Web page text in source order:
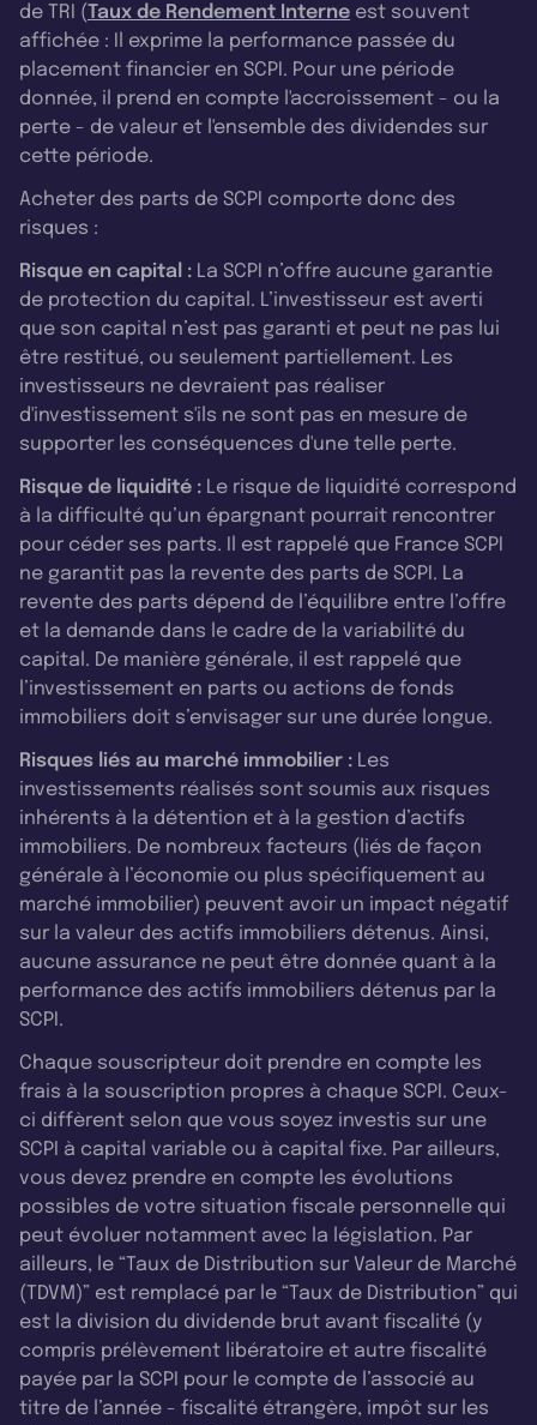
de TRI (Taux de Rendement Interne est souvent
affichée : Il exprime la performance passée du
placement financier en SCPI. Pour une période
donnée, il prend en compte l'accroissement - ou la
perte - de valeur et l'ensemble des dividendes sur
cette période.
Acheter des parts de SCPI comporte donc des
risques :
Risque en capital : La SCPI n’offre aucune garantie
de protection du capital. L’investisseur est averti
que son capital n’est pas garanti et peut ne pas lui
être restitué, ou seulement partiellement. Les
investisseurs ne devraient pas réaliser
d'investissement s'ils ne sont pas en mesure de
supporter les conséquences d'une telle perte.
Risque de liquidité : Le risque de liquidité correspond
à la difficulté qu’un épargnant pourrait rencontrer
pour céder ses parts. Il est rappelé que France SCPI
ne garantit pas la revente des parts de SCPI. La
revente des parts dépend de l’équilibre entre l’offre
et la demande dans le cadre de la variabilité du
capital. De manière générale, il est rappelé que
l’investissement en parts ou actions de fonds
immobiliers doit s’envisager sur une durée longue.
Risques liés au marché immobilier : Les
investissements réalisés sont soumis aux risques
inhérents à la détention et à la gestion d’actifs
immobiliers. De nombreux facteurs (liés de façon
générale à l’économie ou plus spécifiquement au
marché immobilier) peuvent avoir un impact négatif
sur la valeur des actifs immobiliers détenus. Ainsi,
aucune assurance ne peut être donnée quant à la
performance des actifs immobiliers détenus par la
SCPI.
Chaque souscripteur doit prendre en compte les
frais à la souscription propres à chaque SCPI. Ceux-
ci diffèrent selon que vous soyez investis sur une
SCPI à capital variable ou à capital fixe. Par ailleurs,
vous devez prendre en compte les évolutions
possibles de votre situation fiscale personnelle qui
peut évoluer notamment avec la législation. Par
ailleurs, le “Taux de Distribution sur Valeur de Marché
(TDVM)” est remplacé par le “Taux de Distribution” qui
est la division du dividende brut avant fiscalité (y
compris prélèvement libératoire et autre fiscalité
payée par la SCPI pour le compte de l’associé au
titre de l’année - fiscalité étrangère, impôt sur les